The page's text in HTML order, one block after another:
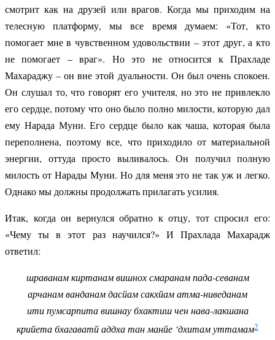
смотрит как на друзей или врагов. Когда мы приходим на
телесную платформу, мы все время думаем: «Тот, кто
помогает мне в чувственном удовольствии – этот друг, а кто
не помогает – враг». Но это не относится к Прахладе
Махараджу – он вне этой дуальности. Он был очень спокоен.
Он слушал то, что говорят его учителя, но это не привлекло
его сердце, потому что оно было полно милости, которую дал
ему Нарада Муни. Его сердце было как чаша, которая была
переполнена, поэтому все, что приходило от материальной
энергии, оттуда просто выливалось. Он получил полную
милость от Нарады Муни. Но для меня это не так уж и легко.
Однако мы должны продолжать прилагать усилия.
Итак, когда он вернулся обратно к отцу, тот спросил его:
«Чему ты в этот раз научился?» И Прахлада Махарадж
ответил:
шраванам киртанам вишнохсмаранам пада-севанам
арчанам ванданам дасйамсакхйам атма-ниведанам
ити пумсарпита вишнау бхактиш чен нава-лакшана
крийета бхагаватй аддхатан манйе ‘дхитам уттамам2